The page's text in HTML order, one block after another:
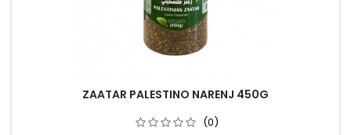
ZAATAR PALESTINO NARENJ 450G
(0)